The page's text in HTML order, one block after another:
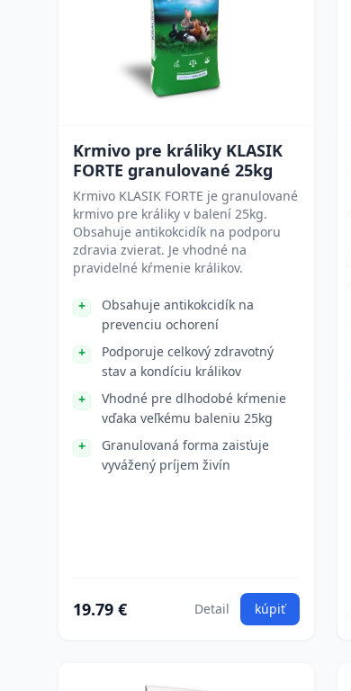
Krmivo pre králiky KLASIK
FORTE granulované 25kg
Krmivo KLASIK FORTE je granulované
krmivo pre králiky v balení 25kg.
Obsahuje antikokcidík na podporu
zdravia zvierat. Je vhodné na
pravidelné kŕmenie králikov.
Obsahuje antikokcidík na
prevenciu ochorení
Podporuje celkový zdravotný
stav a kondíciu králikov
Vhodné pre dlhodobé kŕmenie
vďaka veľkému baleniu 25kg
Granulovaná forma zaisťuje
vyvážený príjem živín
19.79 € Detail kúpiť